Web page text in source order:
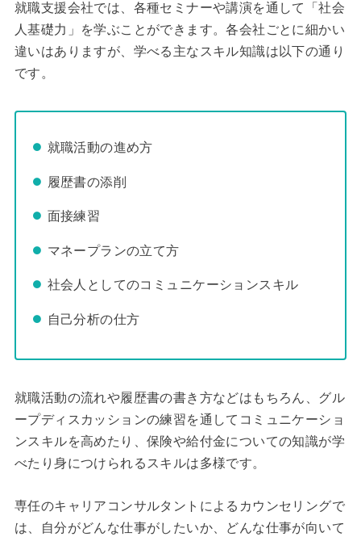
就職支援会社では、各種セミナーや講演を通して「社会
人基礎力」を学ぶことができます。各会社ごとに細かい
違いはありますが、学べる主なスキル知識は以下の通り
です。
就職活動の進め方
履歴書の添削
面接練習
マネープランの立て方
社会人としてのコミュニケーションスキル
自己分析の仕方
就職活動の流れや履歴書の書き方などはもちろん、グル
ープディスカッションの練習を通してコミュニケーショ
ンスキルを高めたり、保険や給付金についての知識が学
べたり身につけられるスキルは多様です。
専任のキャリアコンサルタントによるカウンセリングで
は、自分がどんな仕事がしたいか、どんな仕事が向いて